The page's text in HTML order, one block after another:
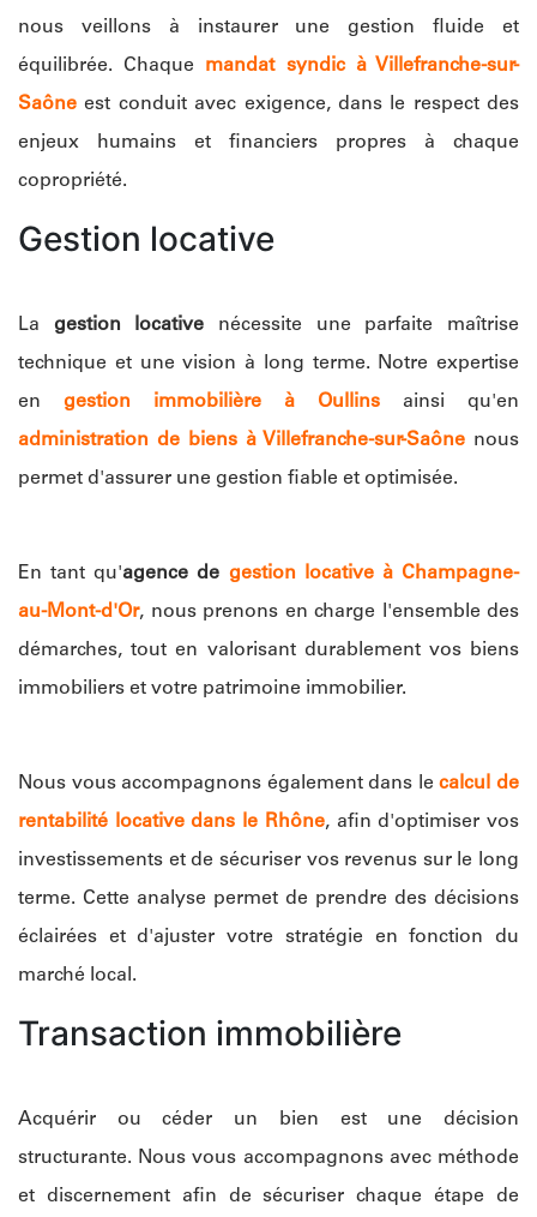
nous veillons à instaurer une gestion fluide et
équilibrée. Chaque mandat syndic à Villefranche-sur-
Saône est conduit avec exigence, dans le respect des
enjeux humains et financiers propres à chaque
copropriété.
Gestion locative
La gestion locative nécessite une parfaite maîtrise
technique et une vision à long terme. Notre expertise
en gestion immobilière à Oullins ainsi qu'en
administration de biens à Villefranche-sur-Saône nous
permet d'assurer une gestion fiable et optimisée.
En tant qu'agence de gestion locative à Champagne-
au-Mont-d'Or, nous prenons en charge l'ensemble des
démarches, tout en valorisant durablement vos biens
immobiliers et votre patrimoine immobilier.
Nous vous accompagnons également dans lecalcul de
rentabilité locative dans le Rhône, afin d'optimiser vos
investissements et de sécuriser vos revenus sur le long
terme. Cette analyse permet de prendre des décisions
éclairées et d'ajuster votre stratégie en fonction du
marché local.
Transaction immobilière
Acquérir ou céder un bien est une décision
structurante. Nous vous accompagnons avec méthode
et discernement afin de sécuriser chaque étape de